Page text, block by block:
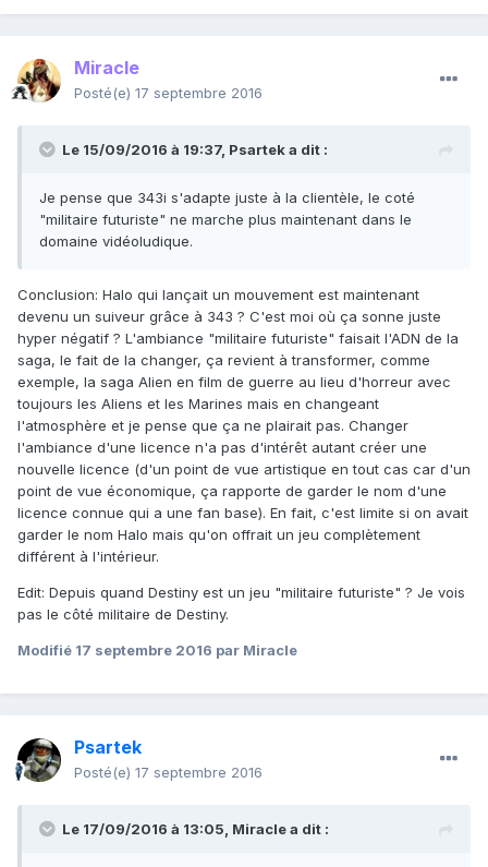
Miracle
Posté(e) 17 septembre 2016
Le 15/09/2016 à 19:37, Psarteka dit :
Je pense que 343i s'adapte juste à la clientèle, le coté
"militaire futuriste" ne marche plus maintenant dans le
domaine vidéoludique.
Conclusion: Halo qui lançait un mouvement est maintenant
devenu un suiveur grâce à 343 ? C'est moi où ça sonne juste
hyper négatif ? L'ambiance "militaire futuriste" faisait l'ADN de la
saga, le fait de la changer, ça revient à transformer, comme
exemple, la saga Alien en film de guerre au lieu d'horreur avec
toujours les Aliens et les Marines mais en changeant
l'atmosphère et je pense que ça ne plairait pas. Changer
l'ambiance d'une licence n'a pas d'intérêt autant créer une
nouvelle licence (d'un point de vue artistique en tout cas car d'un
point de vue économique, ça rapporte de garder le nom d'une
licence connue qui a une fan base). En fait, c'est limite si on avait
garder le nom Halo mais qu'on offrait un jeu complètement
différent à l'intérieur.
Edit: Depuis quand Destiny est un jeu "militaire futuriste" ? Je vois
pas le côté militaire de Destiny.
Modifié 17 septembre 2016 par Miracle
Psartek
Posté(e) 17 septembre 2016
Le 17/09/2016 à 13:05, Miraclea dit :